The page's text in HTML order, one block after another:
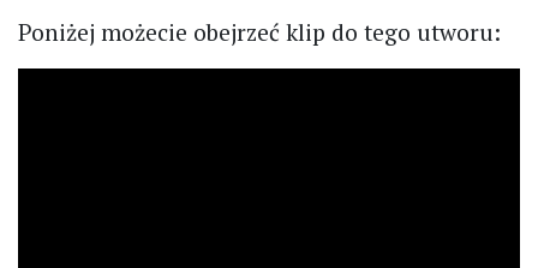
Poniżej możecie obejrzeć klip do tego utworu: